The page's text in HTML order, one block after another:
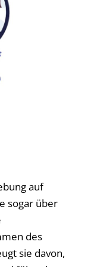
auf
sogar über
des
sie davon,